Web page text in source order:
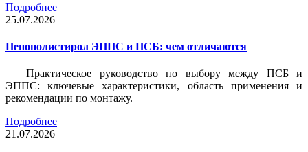
Подробнее
25.07.2026
Пенополистирол ЭППС и ПСБ: чем отличаются
Практическое руководство по выбору между ПСБ и
ЭППС: ключевые характеристики, область применения и
рекомендации по монтажу.
Подробнее
21.07.2026